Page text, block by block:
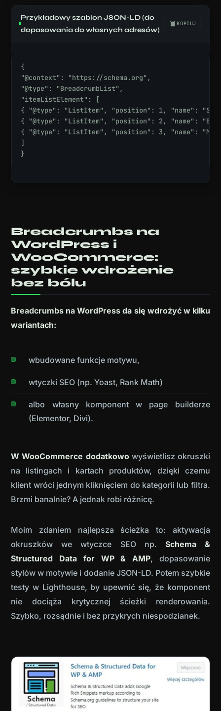
Przykładowy szablon JSON-LD (do
dopasowania do własnych adresów)
KOPIUJ
{
"@context": "https://schema.org",
"@type": "BreadcrumbList",
"itemListElement": [
{ "@type": "ListItem", "position": 1, "name":
{ "@type": "ListItem", "position": 2, "name":
{ "@type": "ListItem", "position": 3, "name":
]
}
Breadcrumbs na
WordPress i
WooCommerce:
szybkie wdrożenie
bez bólu
Breadcrumbs na WordPress da się wdrożyć w kilku
wariantach:
wbudowane funkcje motywu,
wtyczki SEO (np. Yoast, Rank Math)
albo własny komponent w page builderze
(Elementor, Divi).
W WooCommerce dodatkowowyświetlisz okruszki
na listingach i kartach produktów, dzięki czemu
klient wróci jednym kliknięciem do kategorii lub filtra.
Brzmi banalnie? A jednak robi różnicę.
Moim zdaniem najlepsza ścieżka to: aktywacja
okruszków we wtyczce SEO np. Schema &
Structured Data for WP & AMP, dopasowanie
stylów w motywie i dodanie JSON-LD. Potem szybkie
testy w Lighthouse, by upewnić się, że komponent
nie dociąża krytycznej ścieżki renderowania.
Szybko, rozsądnie i bez przykrych niespodzianek.